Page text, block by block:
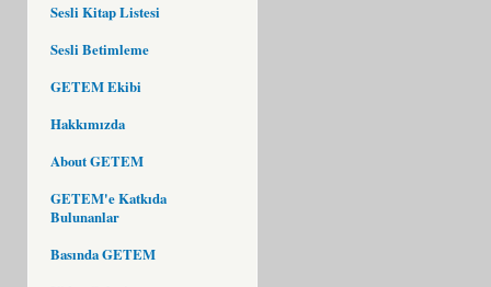
Sesli Kitap Listesi
Sesli Betimleme
GETEM Ekibi
Hakkımızda
About GETEM
GETEM'e Katkıda
Bulunanlar
Basında GETEM